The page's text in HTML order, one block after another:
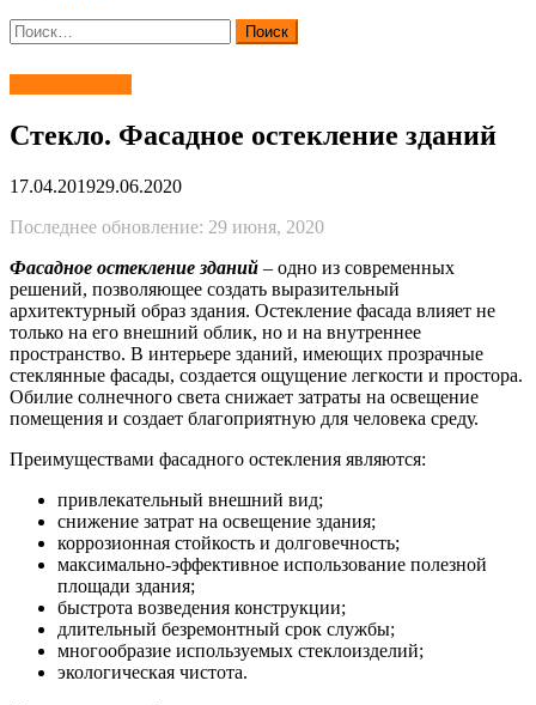
Найти:
Стекло. Фасадное остекление зданий
17.04.201929.06.2020
Последнее обновление: 29 июня, 2020
Фасадное остекление зданий – одно из современных
решений, позволяющее создать выразительный
архитектурный образ здания. Остекление фасада влияет не
только на его внешний облик, но и на внутреннее
пространство. В интерьере зданий, имеющих прозрачные
стеклянные фасады, создается ощущение легкости и простора.
Обилие солнечного света снижает затраты на освещение
помещения и создает благоприятную для человека среду.
Преимуществами фасадного остекления являются:
привлекательный внешний вид;
снижение затрат на освещение здания;
коррозионная стойкость и долговечность;
максимально-эффективное использование полезной
площади здания;
быстрота возведения конструкции;
длительный безремонтный срок службы;
многообразие используемых стеклоизделий;
экологическая чистота.